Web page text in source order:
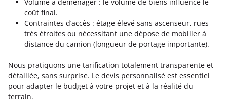
coût final.
Contraintes d’accès : étage élevé sans ascenseur, rues
très étroites ou nécessitant une dépose de mobilier à
distance du camion (longueur de portage importante).
Nous pratiquons une tarification totalement transparente et
détaillée, sans surprise. Le devis personnalisé est essentiel
pour adapter le budget à votre projet et à la réalité du
terrain.